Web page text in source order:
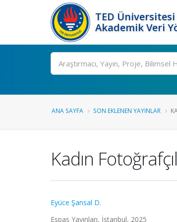
TED Üniversitesi
Akademik Veri
Ara
ANA SAYFA SON EKLENEN YAYINLAR
Kadın
Eyüce Şansal D.
Espas Yayınları, İstanbul, 2025